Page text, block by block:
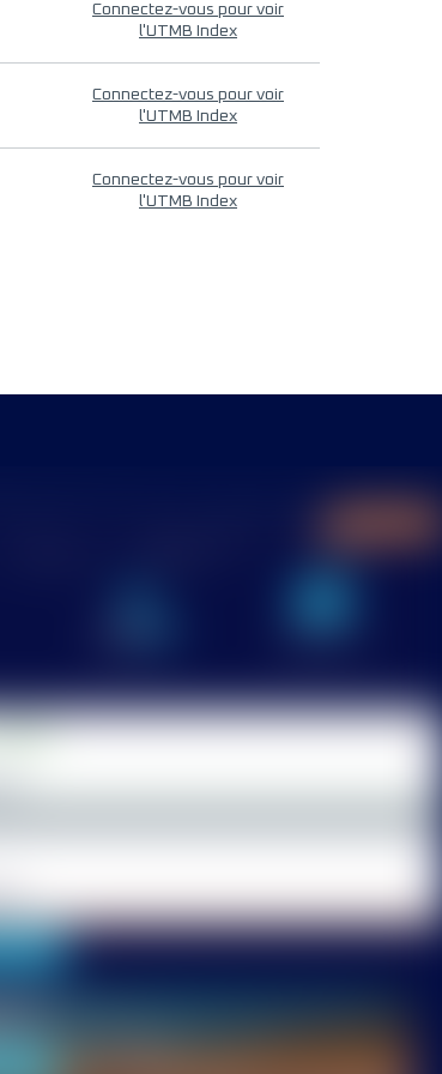
Connectez-vous pour voir
l'UTMB Index
Connectez-vous pour voir
l'UTMB Index
Connectez-vous pour voir
l'UTMB Index